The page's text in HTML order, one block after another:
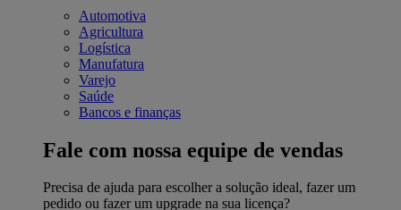
Automotiva
Agricultura
Logística
Manufatura
Varejo
Saúde
Bancos e finanças
Fale com nossa equipe de vendas
Precisa de ajuda para escolher a solução ideal, fazer um
pedido ou fazer um upgrade na sua licença?